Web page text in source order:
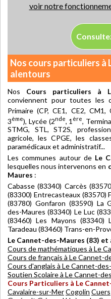
voir notre
Nos cours particuliers à
alentours
Nos Cours particuliers à
conviennent pour toutes les
Primaire (CP, CE1, CE2, CM1,
3ème), Lycée (2nde, 1 ère,
STMG, STL, ST2S,
agricole, les CPGE, les
paramédicaux et administratif...
Les communes autour de Le
lesquelles nous intervenons en
Maures :
Cabasse (83340) Carcès
(83300) Entrecasteaux (83570)
(83780) Gonfaron (83590) La
des-Maures (83340) Le Luc
(83460) Les Mayons (83340)
Taradeau (83460) Trans-en-
Le Cannet-des-Maures (83)
Cours de mathématiques à Le
Cours de français à Le Cannet-
Cours d'anglais à Le Cannet-
Soutien Scolaire à Le Cannet-
Cours Particuliers à Le
Cavalaire-sur-MerCogolin Cuers